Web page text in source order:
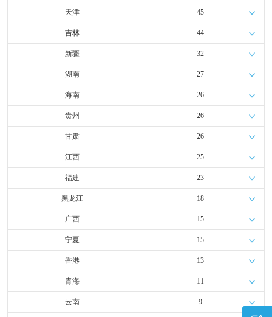
天津 45
吉林 44
新疆 32
湖南 27
海南 26
贵州 26
甘肃 26
江西 25
福建 23
黑龙江 18
广西 15
宁夏 15
香港 13
青海 11
云南 9